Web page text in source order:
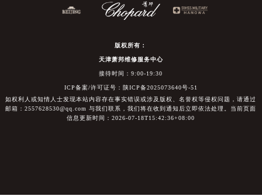
版权所有：
天津萧邦维修服务中心
接待时间：9:00-19:30
ICP备案/许可证号：陕ICP备2025073640号-51
如权利人或知情人士发现本站内容存在事实错误或涉及版权、名誉权等侵权问题，请通过
邮箱：2557628530@qq.com 与我们联系，我们将在收到通知后立即依法处理。当前页面
信息更新时间：2026-07-18T15:42:36+08:00